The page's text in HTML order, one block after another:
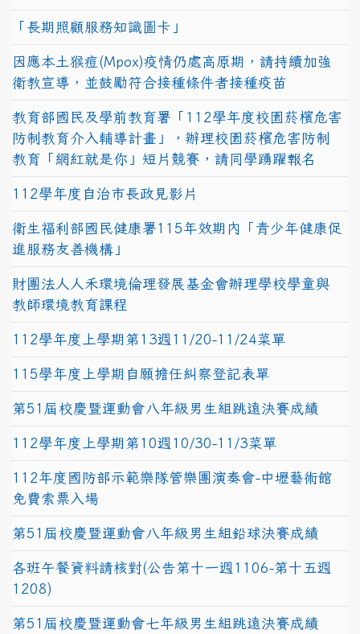
「長期照顧服務知識圖卡」
因應本土猴痘(Mpox)疫情仍處高原期，請持續加強
衛教宣導，並鼓勵符合接種條件者接種疫苗
教育部國民及學前教育署「112學年度校園菸檳危害
防制教育介入輔導計畫」，辦理校園菸檳危害防制
教育「網紅就是你」短片競賽，請同學踴躍報名
112學年度自治市長政見影片
衛生福利部國民健康署115年效期內「青少年健康促
進服務友善機構」
財團法人人禾環境倫理發展基金會辦理學校學童與
教師環境教育課程
112學年度上學期第13週11/20-11/24菜單
115學年度上學期自願擔任糾察登記表單
第51屆校慶暨運動會八年級男生組跳遠決賽成績
112學年度上學期第10週10/30-11/3菜單
112年度國防部示範樂隊管樂團演奏會-中壢藝術館
免費索票入場
第51屆校慶暨運動會八年級男生組鉛球決賽成績
各班午餐資料請核對(公告第十一週1106-第十五週
1208)
第51屆校慶暨運動會七年級男生組跳遠決賽成績